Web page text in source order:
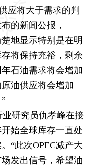
应将大于需求的判
的新闻公报，
地显示特别是在明
将保持充裕，剩余
石油需求将会增加
油供应将会增加
研究员仇孝峰在接
始全球库存一直处
“此次OPEC减产大
发出信号，希望油